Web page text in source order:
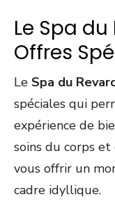
Le Spa
Offres
Le Spa du
spéciales qui
expérience de
soins du corps et
vous offrir un
cadre idyllique.